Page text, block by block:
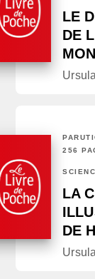
LE
DE
256
LA
DE